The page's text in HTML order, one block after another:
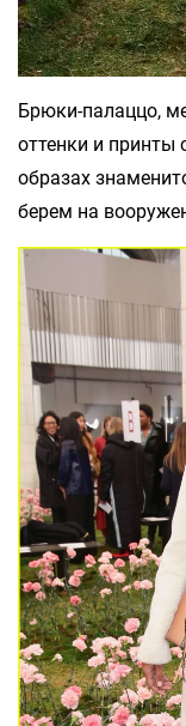
Брюки-палаццо,
оттенки и принты
образах
берем на